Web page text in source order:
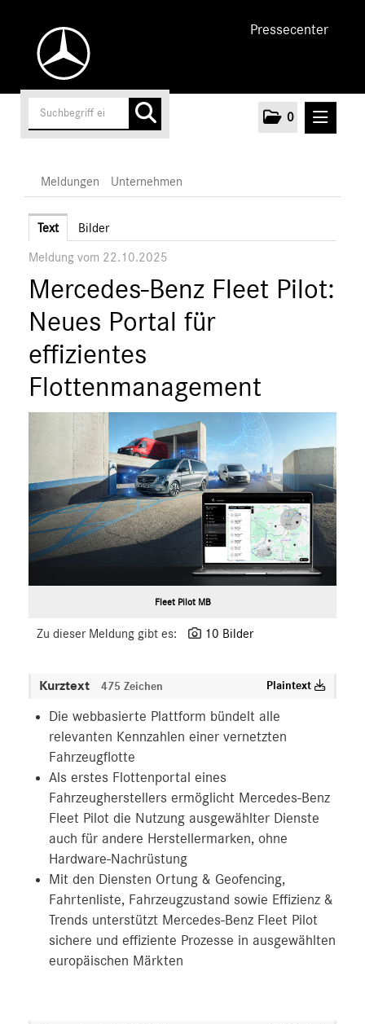
Pressecenter
0
Unternehmen
Marken & Produkte
MEDIA
ÜBER UNS
ANSPRECHPARTNER
Meldungen Unternehmen
Text Bilder
Meldung vom 22.10.2025
Mercedes-Benz Fleet Pilot:
Neues Portal für
effizientes
Flottenmanagement
Fleet Pilot MB
Zu dieser Meldung gibt es: 10 Bilder
Kurztext 475 Zeichen Plaintext
Die webbasierte Plattform bündelt alle
relevanten Kennzahlen einer vernetzten
Fahrzeugflotte
Als erstes Flottenportal eines
Fahrzeugherstellers ermöglicht Mercedes-Benz
Fleet Pilot die Nutzung ausgewählter Dienste
auch für andere Herstellermarken, ohne
Hardware-Nachrüstung
Mit den Diensten Ortung & Geofencing,
Fahrtenliste, Fahrzeugzustand sowie Effizienz &
Trends unterstützt Mercedes‑Benz Fleet Pilot
sichere und effiziente Prozesse in ausgewählten
europäischen Märkten